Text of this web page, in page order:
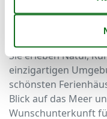
Ferien auf
Sie erleben Natur,
einzigartigen
schönsten
Blick auf das Meer
Wunschunterkunft